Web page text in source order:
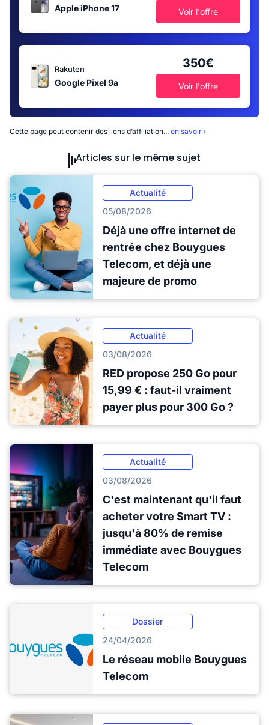
Apple iPhone 17 Voir l'offre
Rakuten
Google Pixel 9a
350€
Voir l'offre
Cette page peut contenir des liens d’affiliation... en savoir+
Articles sur le même sujet
Actualité
05/08/2026
Déjà une offre internet de
rentrée chez Bouygues
Telecom, et déjà une
majeure de promo
Actualité
03/08/2026
RED propose 250 Go pour
15,99 € : faut-il vraiment
payer plus pour 300 Go ?
Actualité
03/08/2026
C'est maintenant qu'il faut
acheter votre Smart TV :
jusqu'à 80% de remise
immédiate avec Bouygues
Telecom
Dossier
24/04/2026
Le réseau mobile Bouygues
Telecom